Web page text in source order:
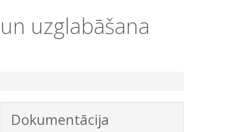
uzglabāšana
Dokumentācija